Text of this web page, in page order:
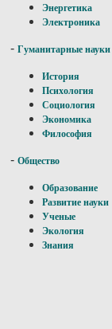
Энергетика
Электроника
- Гуманитарные науки
История
Психология
Социология
Экономика
Философия
- Общество
Образование
Развитие науки
Ученые
Экология
Знания